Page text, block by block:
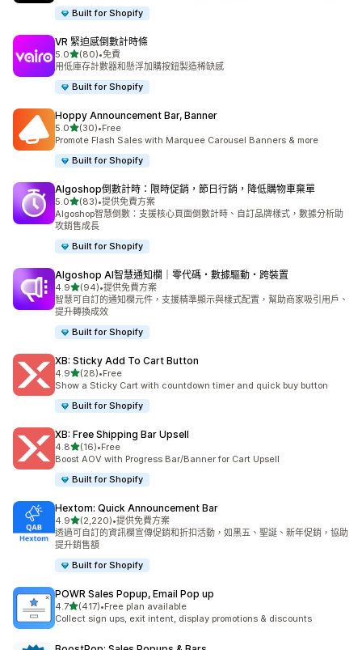
Built for Shopify
VR 緊迫感倒數計時條
5.0滿分 5 顆星
(80)
共有 80 則評價
•免費
用低庫存計數器和懸浮加購按鈕製造稀缺感
Built for Shopify
Hoppy Announcement Bar, Banner
5.0滿分 5 顆星
(30)
共有 30 則評價
•Free
Promote Flash Sales with Marquee Carousel Banners & more
Built for Shopify
Algoshop倒數計時：限時促銷，節日行銷，降低購物車棄單
5.0滿分 5 顆星
(83)
共有 83 則評價
•提供免費方案
Algoshop智慧倒數：支援核心頁面倒數計時、自訂品牌樣式，數據分析助
攻銷售成長
Built for Shopify
Algoshop AI智慧通知欄｜零代碼・數據驅動・跨裝置
4.9滿分 5 顆星
(94)
共有 94 則評價
•提供免費方案
智慧可自訂的通知欄元件，支援精準顯示與樣式配置，幫助商家吸引用戶、
提升轉換成效
Built for Shopify
XB: Sticky Add To Cart Button
4.9滿分 5 顆星
(28)
共有 28 則評價
•Free
Show a Sticky Cart with countdown timer and quick buy button
Built for Shopify
XB: Free Shipping Bar Upsell
4.8滿分 5 顆星
(16)
共有 16 則評價
•Free
Boost AOV with Progress Bar/Banner for Cart Upsell
Built for Shopify
Hextom: Quick Announcement Bar
4.9滿分 5 顆星
(2,220)
共有 2220 則評價
•提供免費方案
透過可自訂的資訊欄宣傳促銷和折扣活動，如黑五、聖誕、新年促銷，協助
提升銷售額
Built for Shopify
POWR Sales Popup, Email Pop up
4.7滿分 5 顆星
(417)
共有 417 則評價
•Free plan available
Collect sign ups, exit intent, display promotions & discounts